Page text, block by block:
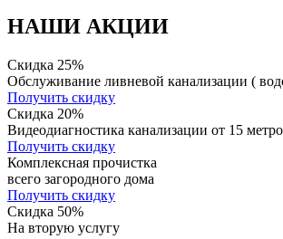
НАШИ АКЦИИ
Скидка 25%
Обслуживание ливневой канализации (
Получить скидку
Скидка 20%
Видеодиагностика канализации от 15
Получить скидку
Комплексная прочистка
всего загородного дома
Получить скидку
Скидка 50%
На вторую услугу